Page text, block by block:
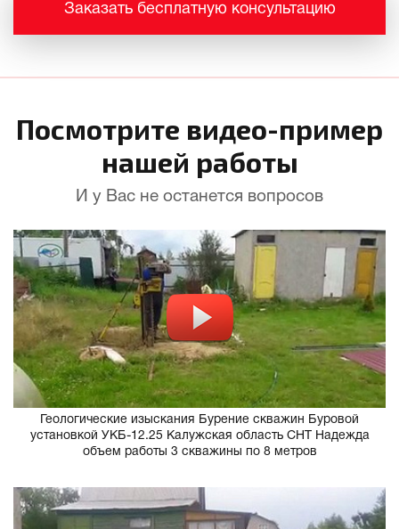
Заказать бесплатную консультацию
Посмотрите видео-пример
нашей работы
И у Вас не останется вопросов
Геологические изыскания Бурение скважин Буровой
установкой УКБ-12.25 Калужская область СНТ Надежда
объем работы 3 скважины по 8 метров